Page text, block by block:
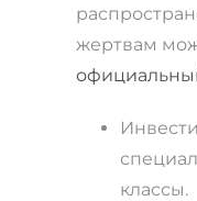
жертвам
классы.